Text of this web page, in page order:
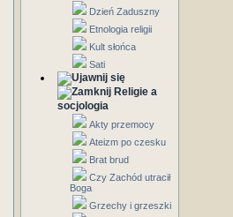
Dzień Zaduszny
Etnologia religii
Kult słońca
Sati
Religie a
socjologia
Akty przemocy
Ateizm po czesku
Brat brud
Czy Zachód utracił
Boga
Grzechy i grzeszki